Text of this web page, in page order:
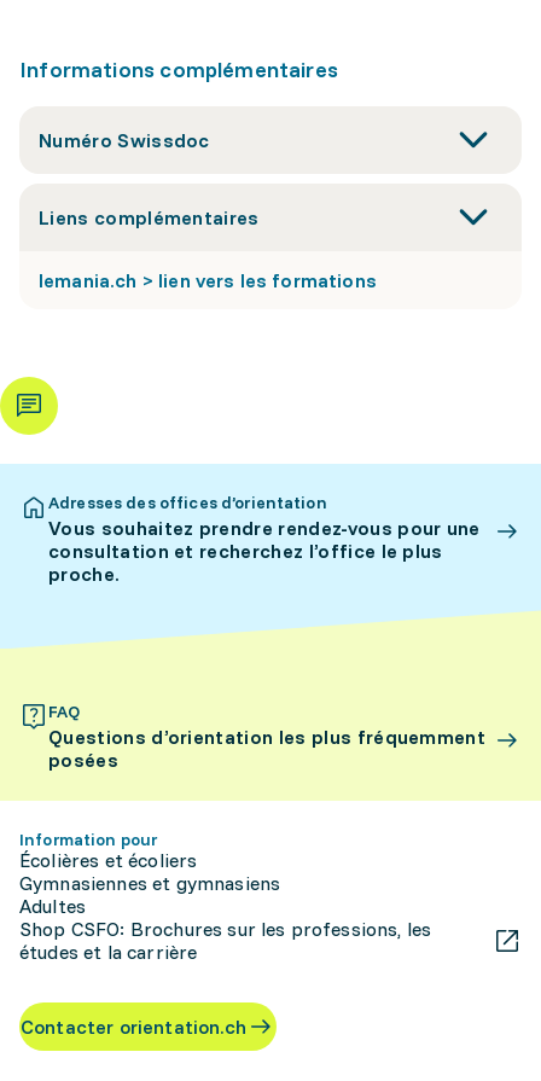
Informations complémentaires
Numéro Swissdoc
Liens complémentaires
lemania.ch > lien vers les formations
Adresses des offices d’orientation
Vous souhaitez prendre rendez-vous pour une
consultation et recherchez l’office le plus
proche.
FAQ
Questions d’orientation les plus fréquemment
posées
Information pour
Écolières et écoliers
Gymnasiennes et gymnasiens
Adultes
Shop CSFO: Brochures sur les professions, les
études et la carrière
Contacter orientation.ch